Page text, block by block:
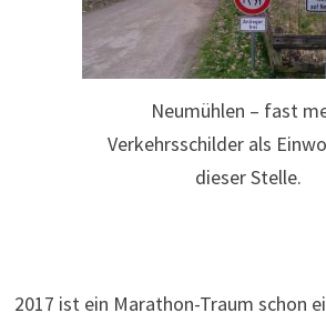
Neumühlen – fast
Verkehrsschilder als
dieser Stelle.
2017 ist ein Marathon-Traum schon